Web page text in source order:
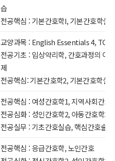
습
전공핵심 : 기본간호학I, 기본간호학실
교양과목 : English Essentials 4,
전공기초 : 임상약리학, 간호과정의 이
제
전공핵심: 기본간호학2, 기본간호학실
전공핵심 : 여성간호학1, 지역사회간
전공심화 : 성인간호학2, 아동간호학3
전공실무 : 기초간호실습, 핵심간호술기
전공핵심 : 응급간호학, 노인간호